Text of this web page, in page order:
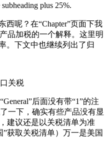
plus 25%.
西呢？在“Chapter”页面下我
品加税的一个解释。这里明
。下文中也继续列出了归
后面没有带“1”的注
一下，确实有些产品没有显
建议还是以关税清单为准
”获取关税清单）万一是美国